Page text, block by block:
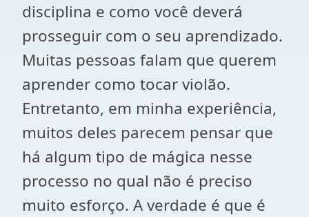
disciplina e como você deverá
prosseguir com o seu aprendizado.
Muitas pessoas falam que querem
aprender como tocar violão.
Entretanto, em minha experiência,
muitos deles parecem pensar que
há algum tipo de mágica nesse
processo no qual não é preciso
muito esforço. A verdade é que é